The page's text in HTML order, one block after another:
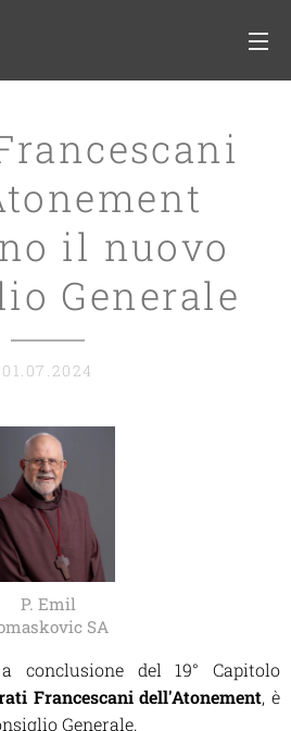
il nuovo
Generale
01.07.2024
P. Emil
SA
conclusione del 19° Capitolo
Francescani dell'Atonement, è
Generale.